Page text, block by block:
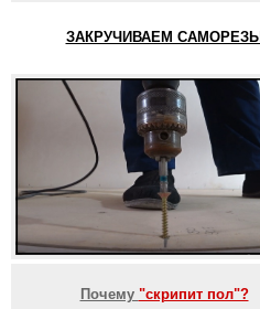
ЗАКРУЧИВАЕМ САМОРЕЗЫ
Почему "скрипит пол"?